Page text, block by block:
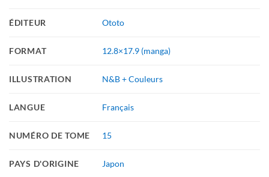
ÉDITEUR Ototo
FORMAT 12.8×17.9 (manga)
ILLUSTRATION N&B + Couleurs
LANGUE Français
NUMÉRO DE TOME 15
PAYS D'ORIGINE Japon